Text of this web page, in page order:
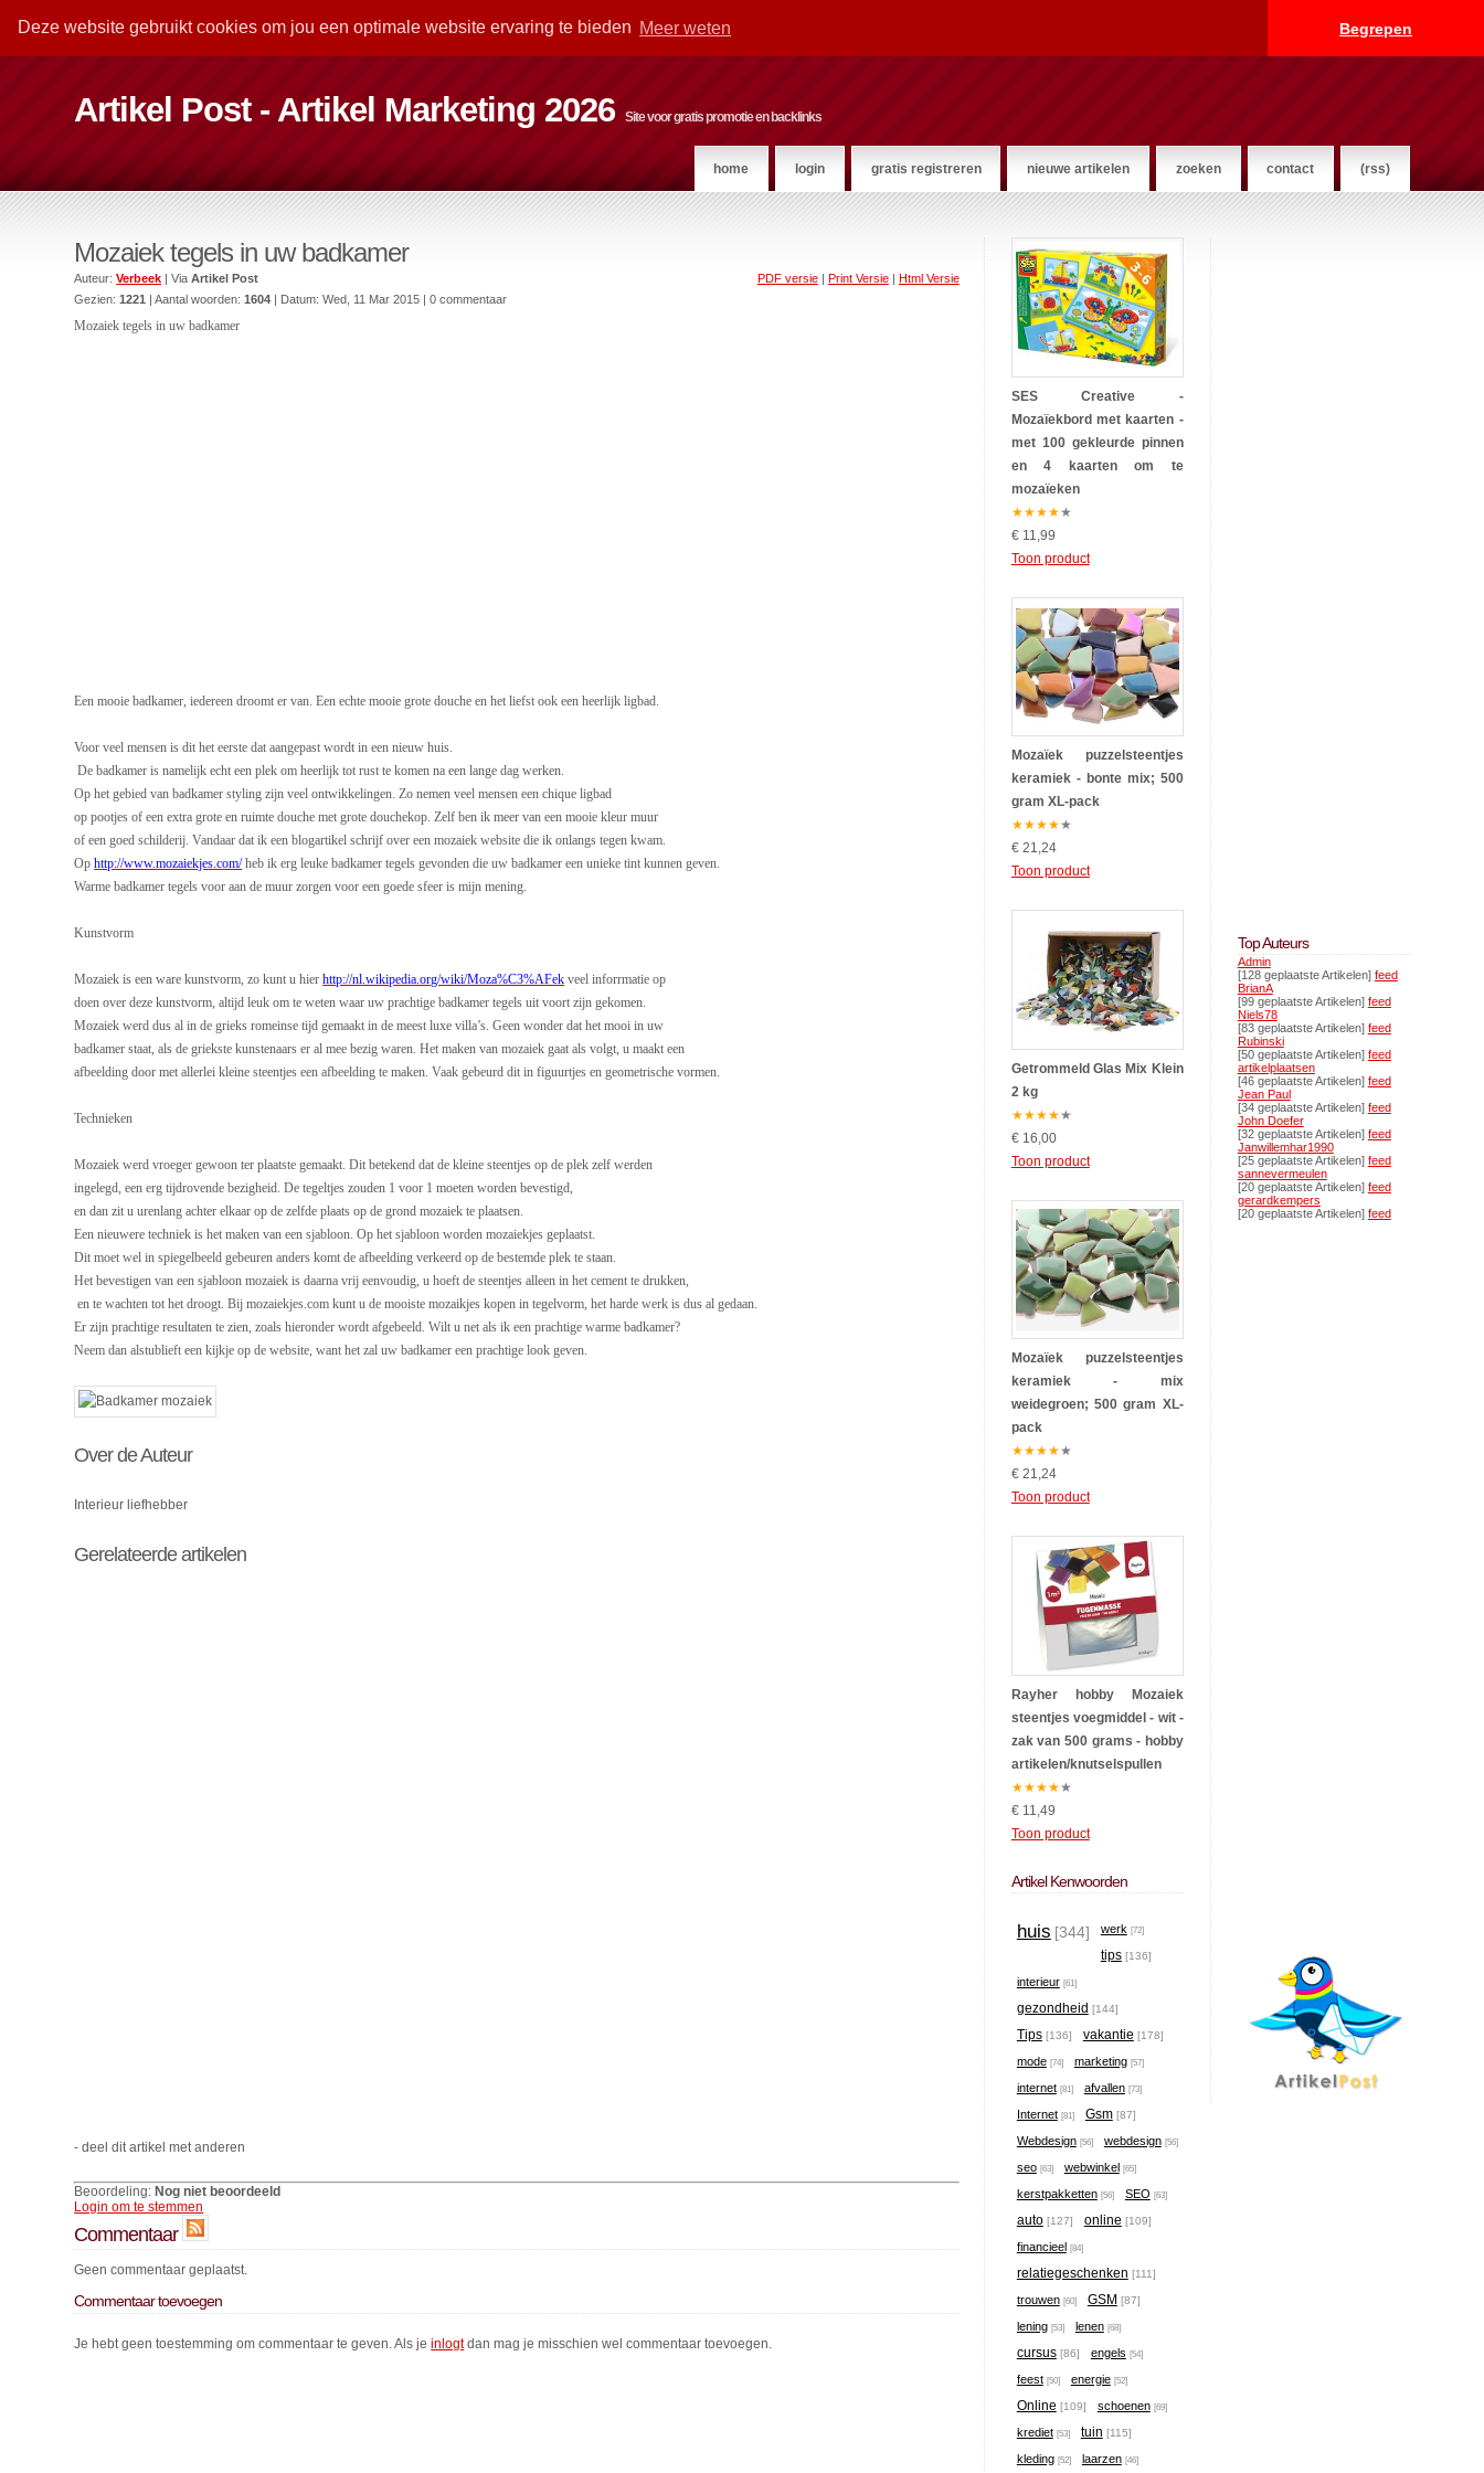
Deze website gebruikt cookies om jou een optimale website ervaring te bieden Meer weten Begrepen
Artikel Post - Artikel Marketing 2026 Site voor gratis promotie en backlinks
home login gratis registreren nieuwe artikelen zoeken contact (rss)
Mozaiek tegels in uw badkamer
PDF versie| Print Versie| Html Versie
Auteur:Verbeek | ViaArtikel Post
Gezien:1221 | Aantal woorden:1604 | Datum:Wed, 11 Mar 2015 | 0 commentaar
Mozaiek tegels in uw badkamer
Een mooie badkamer, iedereen droomt er van. Een echte mooie grote douche en het liefst ook een heerlijk ligbad.
Voor veel mensen is dit het eerste dat aangepast wordt in een nieuw huis.
De badkamer is namelijk echt een plek om heerlijk tot rust te komen na een lange dag werken.
Op het gebied van badkamer styling zijn veel ontwikkelingen. Zo nemen veel mensen een chique ligbad
op pootjes of een extra grote en ruimte douche met grote douchekop. Zelf ben ik meer van een mooie kleur muur
of een goed schilderij. Vandaar dat ik een blogartikel schrijf over een mozaiek website die ik onlangs tegen kwam.
Ophttp://www.mozaiekjes.com/heb ik erg leuke badkamer tegels gevonden die uw badkamer een unieke tint kunnen geven.
Warme badkamer tegels voor aan de muur zorgen voor een goede sfeer is mijn mening.
Kunstvorm
Mozaiek is een ware kunstvorm, zo kunt u hierhttp://nl.wikipedia.org/wiki/Moza%C3%AFek veel inforrmatie op
doen over deze kunstvorm, altijd leuk om te weten waar uw prachtige badkamer tegels uit voort zijn gekomen.
Mozaiek werd dus al in de grieks romeinse tijd gemaakt in de meest luxe villa’s. Geen wonder dat het mooi in uw
badkamer staat, als de griekste kunstenaars er al mee bezig waren. Het maken van mozaiek gaat als volgt, u maakt een
afbeelding door met allerlei kleine steentjes een afbeelding te maken. Vaak gebeurd dit in figuurtjes en geometrische vormen.
Technieken
Mozaiek werd vroeger gewoon ter plaatste gemaakt. Dit betekend dat de kleine steentjes op de plek zelf werden
ingelegd, een erg tijdrovende bezigheid. De tegeltjes zouden 1 voor 1 moeten worden bevestigd,
en dan zit u urenlang achter elkaar op de zelfde plaats op de grond mozaiek te plaatsen.
Een nieuwere techniek is het maken van een sjabloon. Op het sjabloon worden mozaiekjes geplaatst.
Dit moet wel in spiegelbeeld gebeuren anders komt de afbeelding verkeerd op de bestemde plek te staan.
Het bevestigen van een sjabloon mozaiek is daarna vrij eenvoudig, u hoeft de steentjes alleen in het cement te drukken,
en te wachten tot het droogt. Bij mozaiekjes.com kunt u de mooiste mozaikjes kopen in tegelvorm, het harde werk is dus al gedaan.
Er zijn prachtige resultaten te zien, zoals hieronder wordt afgebeeld. Wilt u net als ik een prachtige warme badkamer?
Neem dan alstublieft een kijkje op de website, want het zal uw badkamer een prachtige look geven.
Over de Auteur
Interieur liefhebber
Gerelateerde artikelen
- deel dit artikel met anderen
Beoordeling: Nog niet beoordeeld
Login om te stemmen
Commentaar
Geen commentaar geplaatst.
Commentaar toevoegen
Je hebt geen toestemming om commentaar te geven. Als jeinlogtdan mag je misschien wel commentaar toevoegen.
SES Creative -
Mozaïekbord met kaarten -
met 100 gekleurde pinnen
en 4 kaarten om te
mozaïeken
★★★★★
€ 11,99
Toon product
Mozaïek puzzelsteentjes
keramiek - bonte mix; 500
gram XL-pack
★★★★★
€ 21,24
Toon product
Getrommeld Glas Mix Klein
2 kg
★★★★★
€ 16,00
Toon product
Mozaïek puzzelsteentjes
keramiek - mix
weidegroen; 500 gram XL-
pack
★★★★★
€ 21,24
Toon product
Rayher hobby Mozaiek
steentjes voegmiddel - wit -
zak van 500 grams - hobby
artikelen/knutselspullen
★★★★★
€ 11,49
Toon product
Artikel Kenwoorden
huis [344] werk [72]
tips [136]
interieur [61]
gezondheid [144]
Tips [136] vakantie [178]
mode [74] marketing [57]
internet [81] afvallen [73]
Internet [81] Gsm [87]
Webdesign [56] webdesign [56]
seo [63] webwinkel [65]
kerstpakketten [56] SEO [63]
auto [127] online [109]
financieel [84]
relatiegeschenken [111]
trouwen [60] GSM [87]
lening [53] lenen [68]
cursus [86] engels [54]
feest [50] energie [52]
Online [109] schoenen [69]
krediet [53] tuin [115]
kleding [52] laarzen [46]
Top Auteurs
Admin
[128 geplaatste Artikelen] feed
BrianA
[99 geplaatste Artikelen] feed
Niels78
[83 geplaatste Artikelen] feed
Rubinski
[50 geplaatste Artikelen] feed
artikelplaatsen
[46 geplaatste Artikelen] feed
Jean Paul
[34 geplaatste Artikelen] feed
John Doefer
[32 geplaatste Artikelen] feed
Janwillemhar1990
[25 geplaatste Artikelen] feed
sannevermeulen
[20 geplaatste Artikelen] feed
gerardkempers
[20 geplaatste Artikelen] feed